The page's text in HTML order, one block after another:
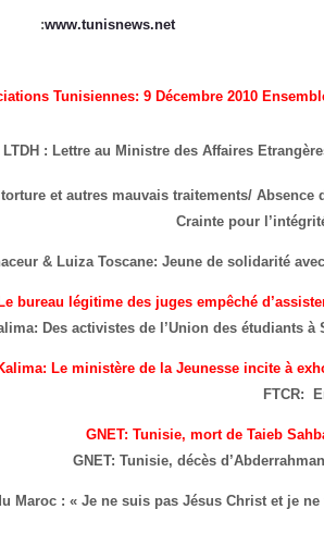
:www.tunisnews.net
Tunisiennes: 9 Décembre 2010
LTDH : Lettre au Ministre des Affaires
et autres mauvais traitements/ Absence
Crainte pour
& Luiza Toscane: Jeune de solidarité
bureau légitime des juges empêché
Des activistes de l’Union des étudiants
Le ministère de la Jeunesse incite à
GNET: Tunisie, mort de Taieb
GNET: Tunisie, décès
Maroc : « Je ne suis pas Jésus Christ et je